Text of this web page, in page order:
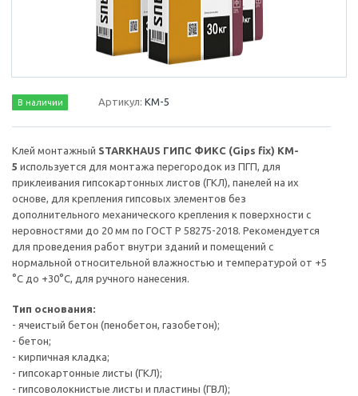
В наличии Артикул:KM-5
Клей монтажный STARKHAUS ГИПС ФИКС (Gips fix) KM-
5 используется для монтажа перегородок из ПГП, для
приклеивания гипсокартонных листов (ГКЛ), панелей на их
основе, для крепления гипсовых элементов без
дополнительного механического крепления к поверхности с
неровностями до 20 мм по ГОСТ Р 58275-2018. Рекомендуется
для проведения работ внутри зданий и помещений с
нормальной относительной влажностью и температурой от +5
°С до +30°С, для ручного нанесения.
Тип основания:
- ячеистый бетон (пенобетон, газобетон);
- бетон;
- кирпичная кладка;
- гипсокартонные листы (ГКЛ);
- гипсоволокнистые листы и пластины (ГВЛ);